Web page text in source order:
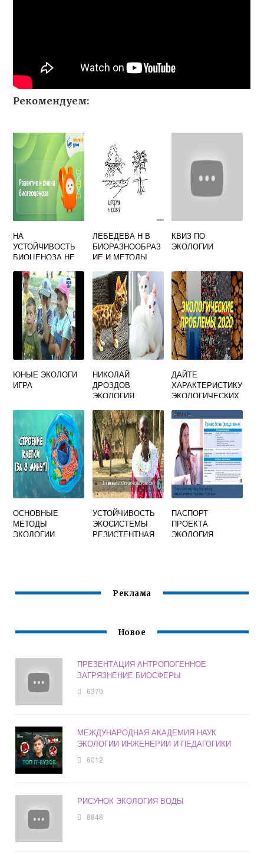
Рекомендуем:
НА
УСТОЙЧИВОСТЬ
БИОЦЕНОЗА НЕ
ЛЕБЕДЕВА Н В
БИОРАЗНООБРАЗ
ИЕ И МЕТОДЫ
КВИЗ ПО
ЭКОЛОГИИ
ЮНЫЕ ЭКОЛОГИ
ИГРА
НИКОЛАЙ
ДРОЗДОВ
ЭКОЛОГИЯ
ДАЙТЕ
ХАРАКТЕРИСТИКУ
ЭКОЛОГИЧЕСКИХ
ЗАПОЛНИВ
ТАБЛИЦУ
КЛИМАТИЧЕСКИЕ
ИЗМЕНЕНИЯ
НАРУШЕНИЕ
ОСНОВНЫЕ
МЕТОДЫ
ЭКОЛОГИИ
УСТОЙЧИВОСТЬ
ЭКОСИСТЕМЫ
РЕЗИСТЕНТНАЯ
ПАСПОРТ
ПРОЕКТА
ЭКОЛОГИЯ
Реклама
Новое
ПРЕЗЕНТАЦИЯ АНТРОПОГЕННОЕ
ЗАГРЯЗНЕНИЕ БИОСФЕРЫ
6379
МЕЖДУНАРОДНАЯ АКАДЕМИЯ НАУК
ЭКОЛОГИИ ИНЖЕНЕРИИ И ПЕДАГОГИКИ
6012
РИСУНОК ЭКОЛОГИЯ ВОДЫ
8848